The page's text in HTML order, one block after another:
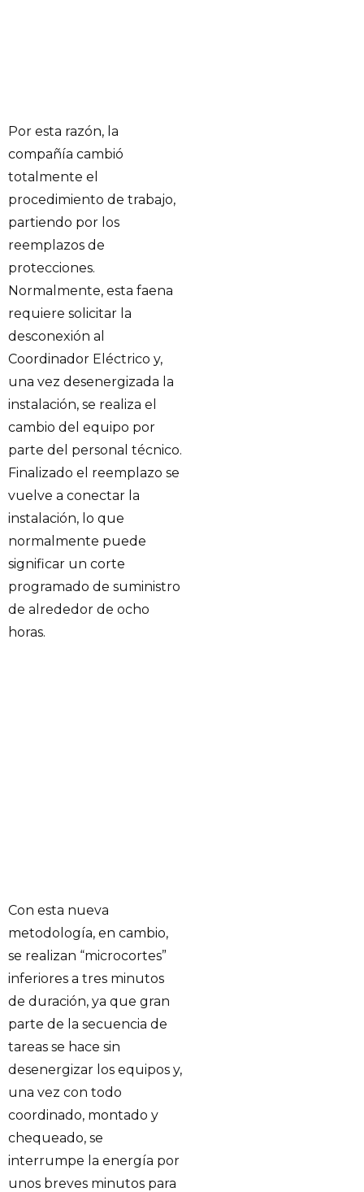
Por esta razón, la
compañía cambió
totalmente el
procedimiento de trabajo,
partiendo por los
reemplazos de
protecciones.
Normalmente, esta faena
requiere solicitar la
desconexión al
Coordinador Eléctrico y,
una vez desenergizada la
instalación, se realiza el
cambio del equipo por
parte del personal técnico.
Finalizado el reemplazo se
vuelve a conectar la
instalación, lo que
normalmente puede
significar un corte
programado de suministro
de alrededor de ocho
horas.
Con esta nueva
metodología, en cambio,
se realizan “microcortes”
inferiores a tres minutos
de duración, ya que gran
parte de la secuencia de
tareas se hace sin
desenergizar los equipos y,
una vez con todo
coordinado, montado y
chequeado, se
interrumpe la energía por
unos breves minutos para